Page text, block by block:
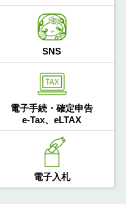
SNS
電子手続・確定申告
e-Tax、eLTAX
電子入札